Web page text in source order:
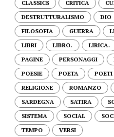
CLASSICS CRITICA
DESTRUTTURALISMO
DIO
FILOSOFIA
GUERRA
LIBRI
LIBRO. LIRICA.
PAGINE
PERSONAGGI
POESIE
POETA POETI
RELIGIONE
ROMANZO
SARDEGNA
SATIRA
SISTEMA
SOCIAL
TEMPO
VERSI